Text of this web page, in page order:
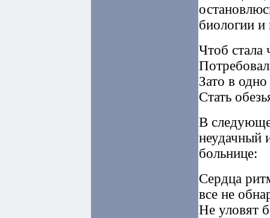
биологии
Чтоб стала
Зато в
Стать
В
неудачный
больнице:
Сердца
все не
Не уловят